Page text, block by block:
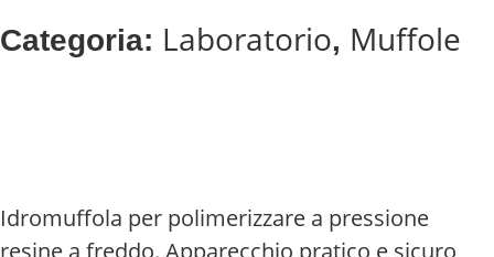
Categoria: Laboratorio, Muffole
Idromuffola per polimerizzare a pressione
resine a freddo. Apparecchio pratico e sicuro